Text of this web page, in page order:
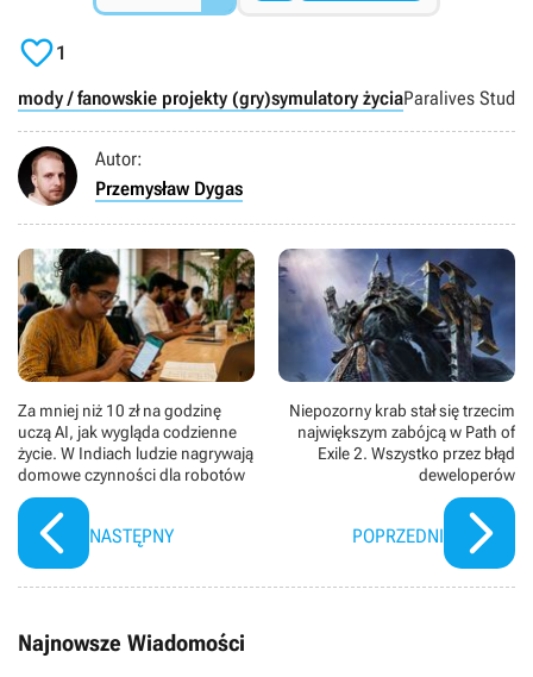
1
mody / fanowskie projekty (gry)symulatory życiaParalives Studio
Autor:
Przemysław Dygas
Za mniej niż 10 zł na godzinę
uczą AI, jak wygląda codzienne
życie. W Indiach ludzie nagrywają
domowe czynności dla robotów
NASTĘPNY
Niepozorny krab stał się trzecim
największym zabójcą w Path of
Exile 2. Wszystko przez błąd
deweloperów
POPRZEDNI
Najnowsze Wiadomości